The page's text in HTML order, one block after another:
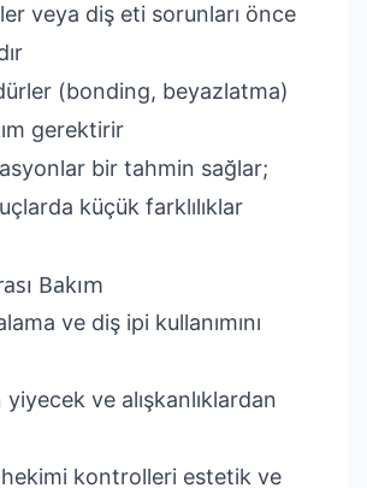
veya diş eti sorunları önce
(bonding, beyazlatma)
gerektirir
bir tahmin sağlar;
küçük farklılıklar
Bakım
ve diş ipi kullanımını
ve alışkanlıklardan
kontrolleri estetik ve